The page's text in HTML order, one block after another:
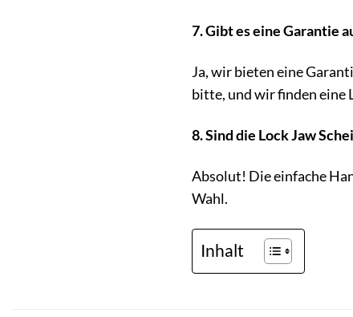
7. Gibt es eine Garantie
Ja, wir bieten eine
bitte, und wir finden eine
8. Sind die Lock Jaw
Absolut! Die einfache
Wahl.
Inhalt